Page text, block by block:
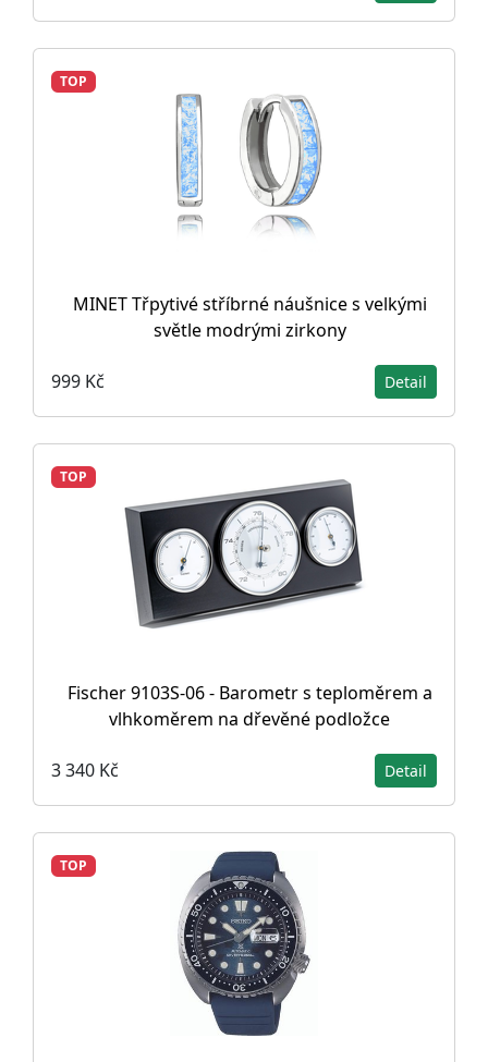
TOP
MINET Třpytivé stříbrné náušnice s velkými
světle modrými zirkony
999 Kč Detail
TOP
Fischer 9103S-06 - Barometr s teploměrem a
vlhkoměrem na dřevěné podložce
3 340 Kč Detail
TOP